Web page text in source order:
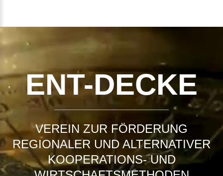
ENT-DECKE
VEREIN ZUR FÖRDERUNG
REGIONALER UND ALTERNATIVER
KOOPERATIONS- UND